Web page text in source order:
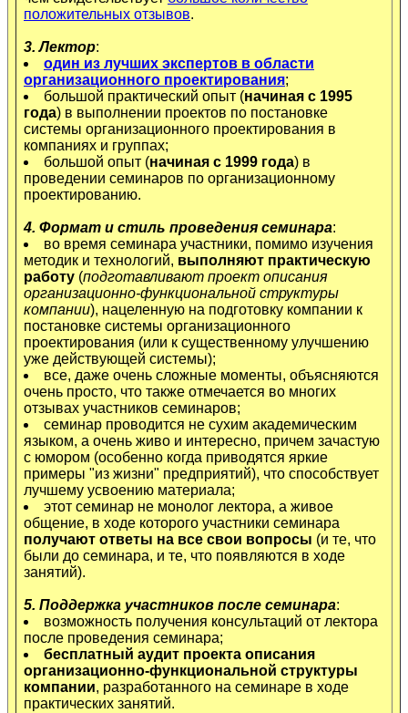
положительных отзывов.
3. Лектор:
один из лучших экспертов в области
организационного проектирования;
большой практический опыт (начиная с 1995
года) в выполнении проектов по постановке
системы организационного проектирования в
компаниях и группах;
большой опыт (начиная с 1999 года) в
проведении семинаров по организационному
проектированию.
4. Формат и стиль проведения семинара:
во время семинара участники, помимо изучения
методик и технологий, выполняют практическую
работу (подготавливают проект описания
организационно-функциональной структуры
компании), нацеленную на подготовку компании к
постановке системы организационного
проектирования (или к существенному улучшению
уже действующей системы);
все, даже очень сложные моменты, объясняются
очень просто, что также отмечается во многих
отзывах участников семинаров;
семинар проводится не сухим академическим
языком, а очень живо и интересно, причем зачастую
с юмором (особенно когда приводятся яркие
примеры "из жизни" предприятий), что способствует
лучшему усвоению материала;
этот семинар не монолог лектора, а живое
общение, в ходе которого участники семинара
получают ответы на все свои вопросы (и те, что
были до семинара, и те, что появляются в ходе
занятий).
5. Поддержка участников после семинара:
возможность получения консультаций от лектора
после проведения семинара;
бесплатный аудит проекта описания
организационно-функциональной структуры
компании, разработанного на семинаре в ходе
практических занятий.